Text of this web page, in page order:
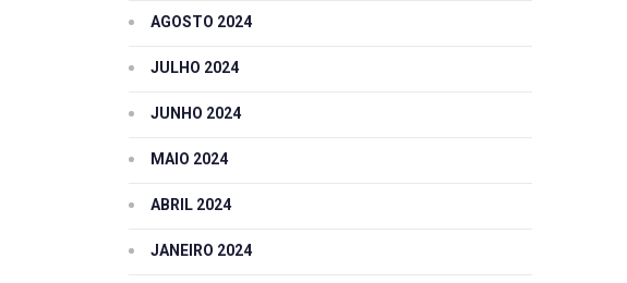
AGOSTO 2024
JULHO 2024
JUNHO 2024
MAIO 2024
ABRIL 2024
JANEIRO 2024